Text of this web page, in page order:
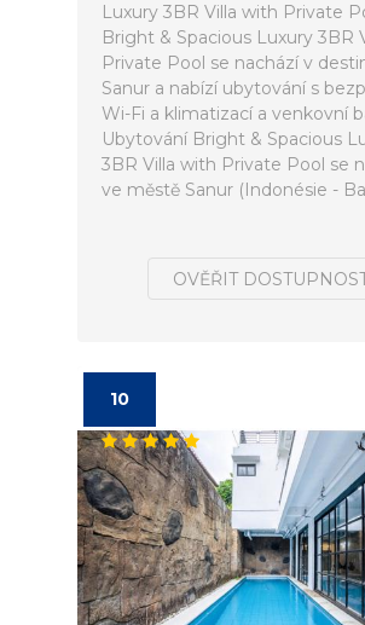
Luxury 3BR Villa with Private
Bright & Spacious Luxury 3BR
Private Pool se nachází v
Sanur a nabízí ubytování s
Wi-Fi a klimatizací a venkovní
Ubytování Bright & Spacious
3BR Villa with Private Pool se
ve městě Sanur (Indonésie -
OVĚŘIT
10